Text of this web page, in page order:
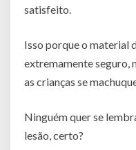
satisfeito.
Isso porque o material
extremamente seguro,
as crianças se
Ninguém quer se
lesão, certo?